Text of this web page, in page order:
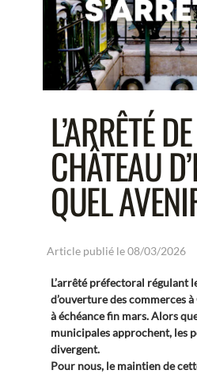
L’ARRÊTÉ DE
CHÂTEAU
QUEL
Article publié le 08/03/2026
L’arrêté préfectoral régulant
d’ouverture des commerces
à échéance fin mars. Alors
municipales approchent, les
divergent.
Pour nous, le maintien de